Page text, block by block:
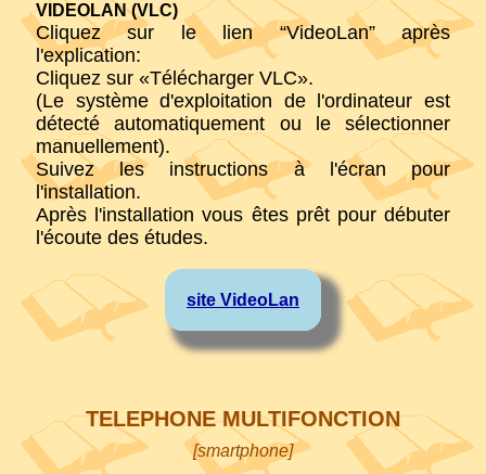
VIDEOLAN (VLC)
Cliquez sur le lien “VideoLan” après
l'explication:
Cliquez sur «Télécharger VLC».
(Le système d'exploitation de l'ordinateur est
détecté automatiquement ou le sélectionner
manuellement).
Suivez les instructions à l'écran pour
l'installation.
Après l'installation vous êtes prêt pour débuter
l'écoute des études.
site VideoLan
TELEPHONE MULTIFONCTION
[smartphone]